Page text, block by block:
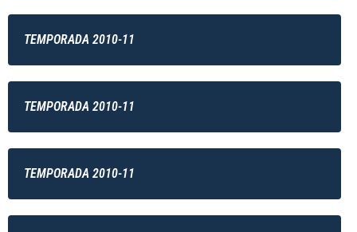
TEMPORADA 2010-11
TEMPORADA 2010-11
TEMPORADA 2010-11